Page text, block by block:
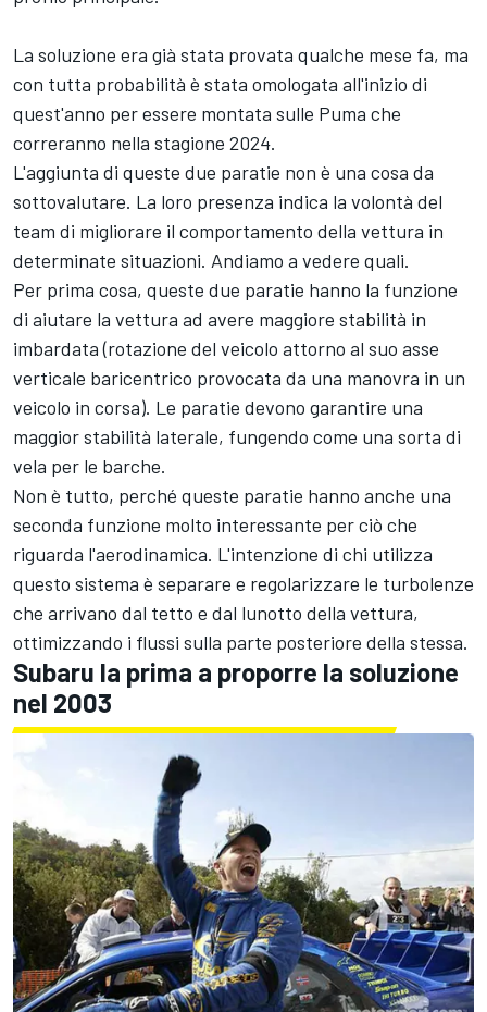
La soluzione era già stata provata qualche mese fa, ma
con tutta probabilità è stata omologata all'inizio di
quest'anno per essere montata sulle Puma che
correranno nella stagione 2024.
L'aggiunta di queste due paratie non è una cosa da
sottovalutare. La loro presenza indica la volontà del
team di migliorare il comportamento della vettura in
determinate situazioni. Andiamo a vedere quali.
Per prima cosa, queste due paratie hanno la funzione
di aiutare la vettura ad avere maggiore stabilità in
imbardata (rotazione del veicolo attorno al suo asse
verticale baricentrico provocata da una manovra in un
veicolo in corsa). Le paratie devono garantire una
maggior stabilità laterale, fungendo come una sorta di
vela per le barche.
Non è tutto, perché queste paratie hanno anche una
seconda funzione molto interessante per ciò che
riguarda l'aerodinamica. L'intenzione di chi utilizza
questo sistema è separare e regolarizzare le turbolenze
che arrivano dal tetto e dal lunotto della vettura,
ottimizzando i flussi sulla parte posteriore della stessa.
Subaru la prima a proporre la soluzione
nel 2003